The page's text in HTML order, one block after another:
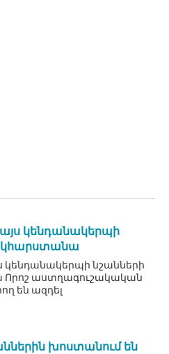
կենդանակերպի
կհարստանա
կենդանակերպի նշանների
Որոշ աստղագուշակական
են ազդել
խոստանում են